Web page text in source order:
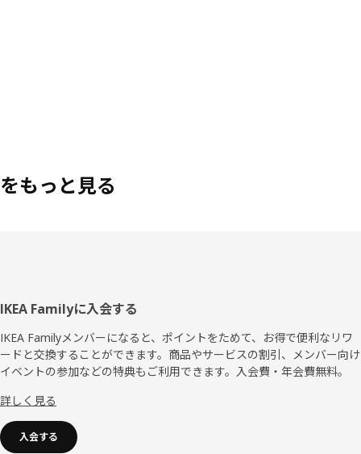
をもっと見る
フ
ッ
タ
IKEA Familyに入会する
IKEA Familyメンバーになると、ポイントをためて、お得で便利なリワ
ードと交換することができます。商品やサービスの割引、メンバー向け
イベントの参加などの特典もご利用できます。入会費・年会費無料。
詳しく見る
入会する